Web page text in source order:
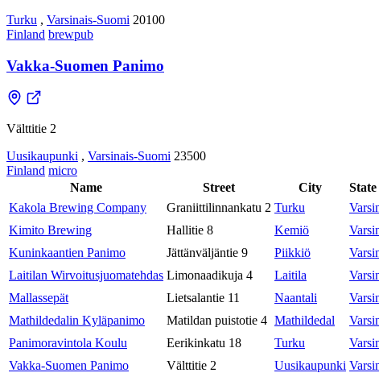
Turku , Varsinais-Suomi 20100
Finland brewpub
Vakka-Suomen Panimo
Välttitie 2
Uusikaupunki , Varsinais-Suomi 23500
Finland micro
Name
Street City
Kakola Brewing Company
Graniittilinnankatu 2 Turku
Kimito Brewing
Hallitie 8 Kemiö
Kuninkaantien Panimo
Jättänväljäntie 9 Piikkiö
Laitilan Wirvoitusjuomatehdas Limonaadikuja 4 Laitila
Mallassepät
Lietsalantie 11 Naantali
Mathildedalin Kyläpanimo
Matildan puistotie 4 Mathildedal
Panimoravintola Koulu
Eerikinkatu 18 Turku
Vakka-Suomen Panimo
Välttitie 2 Uusikaupunki